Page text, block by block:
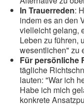
In Trauerreden:
indem es an den
vielleicht gelang,
Leben zu führen,
wesentlichen" zu
Für persönliche
tägliche
lauten: "War ich
Habe ich mich
konkrete